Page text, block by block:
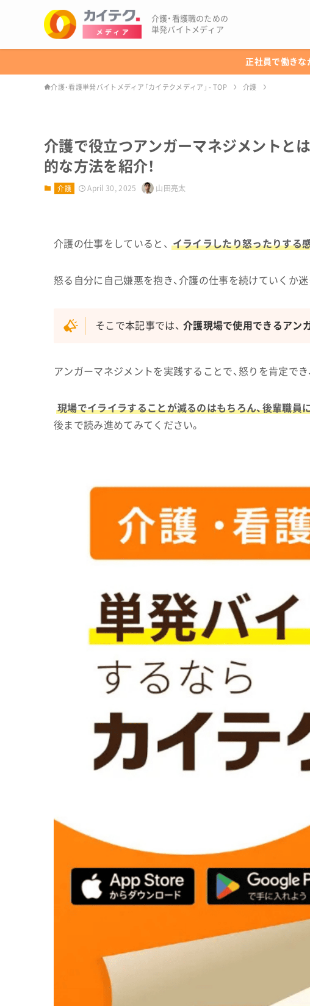
介護・看護職のための
単発バイトメディア
正社員で働きな
介護・看護単発バイトメディア「カイテクメディア」 - TOP 介護
介護で役立つアンガーマネジメントと
的な方法を紹介！
介護 April 30, 2025 山田亮太
介護の仕事をしていると、 イライラしたり怒ったりする
怒る自分に自己嫌悪を抱き、介護の仕事を続けていくか
そこで本記事では、 介護現場で使用できるアン
アンガーマネジメントを実践することで、怒りを肯定でき
現場でイライラすることが減るのはもちろん、後輩職員
後まで読み進めてみてください。